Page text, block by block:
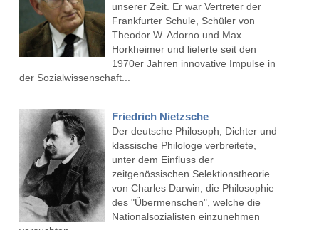
unserer Zeit. Er war Vertreter der
Frankfurter Schule, Schüler von
Theodor W. Adorno und Max
Horkheimer und lieferte seit den
1970er Jahren innovative Impulse in
der Sozialwissenschaft...
Friedrich Nietzsche
Der deutsche Philosoph, Dichter und
klassische Philologe verbreitete,
unter dem Einfluss der
zeitgenössischen Selektionstheorie
von Charles Darwin, die Philosophie
des "Übermenschen", welche die
Nationalsozialisten einzunehmen